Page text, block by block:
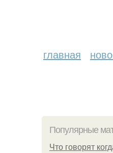
главная
Популярные
Что говорят